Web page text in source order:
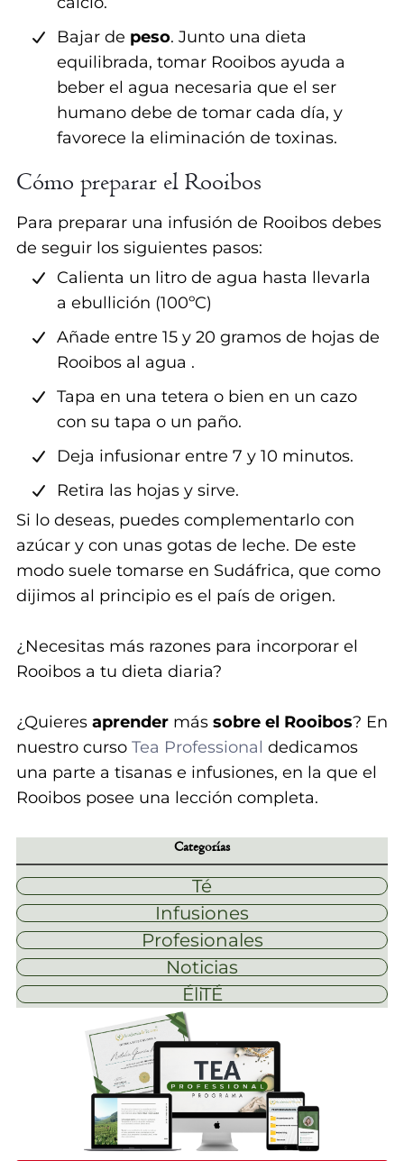
Bajar de peso. Junto una dieta
equilibrada, tomar Rooibos ayuda a
beber el agua necesaria que el ser
humano debe de tomar cada día, y
favorece la eliminación de toxinas.
Cómo preparar el Rooibos
Para preparar una infusión de Rooibos debes
de seguir los siguientes pasos:
Calienta un litro de agua hasta llevarla
a ebullición (100ºC)
Añade entre 15 y 20 gramos de hojas de
Rooibos al agua .
Tapa en una tetera o bien en un cazo
con su tapa o un paño.
Deja infusionar entre 7 y 10 minutos.
Retira las hojas y sirve.
Si lo deseas, puedes complementarlo con
azúcar y con unas gotas de leche. De este
modo suele tomarse en Sudáfrica, que como
dijimos al principio es el país de origen.
¿Necesitas más razones para incorporar el
Rooibos a tu dieta diaria?
¿Quieres aprender más sobre el Rooibos? En
nuestro curso Tea Professional dedicamos
una parte a tisanas e infusiones, en la que el
Rooibos posee una lección completa.
Categorías
Té
Infusiones
Profesionales
Noticias
ÉliTÉ